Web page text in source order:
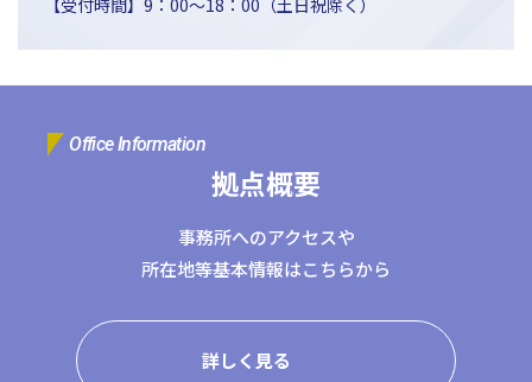
Office Information
拠点概要
事務所へのアクセスや
所在地等基本情報はこちらから
詳しく見る